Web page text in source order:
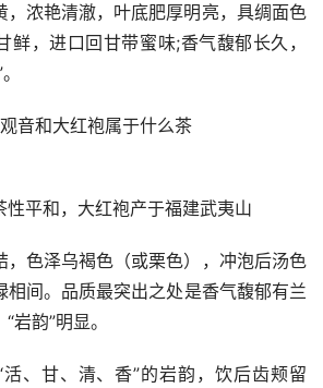
，浓艳清澈，叶底肥厚明亮，具绸面色
鲜，进口回甘带蜜味;香气馥郁长久，
性平和，大红袍产于福建武夷山
，色泽乌褐色（或栗色），冲泡后汤色
相间。品质最突出之处是香气馥郁有兰
岩韵”明显。
、甘、清、香”的岩韵，饮后齿颊留